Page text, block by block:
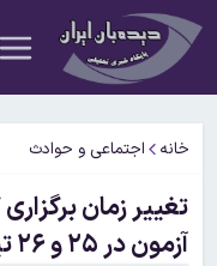
خانه اجتماعی و حوادث
آزمون در ۲۵ و ۲۶ تیر برگزار می شود